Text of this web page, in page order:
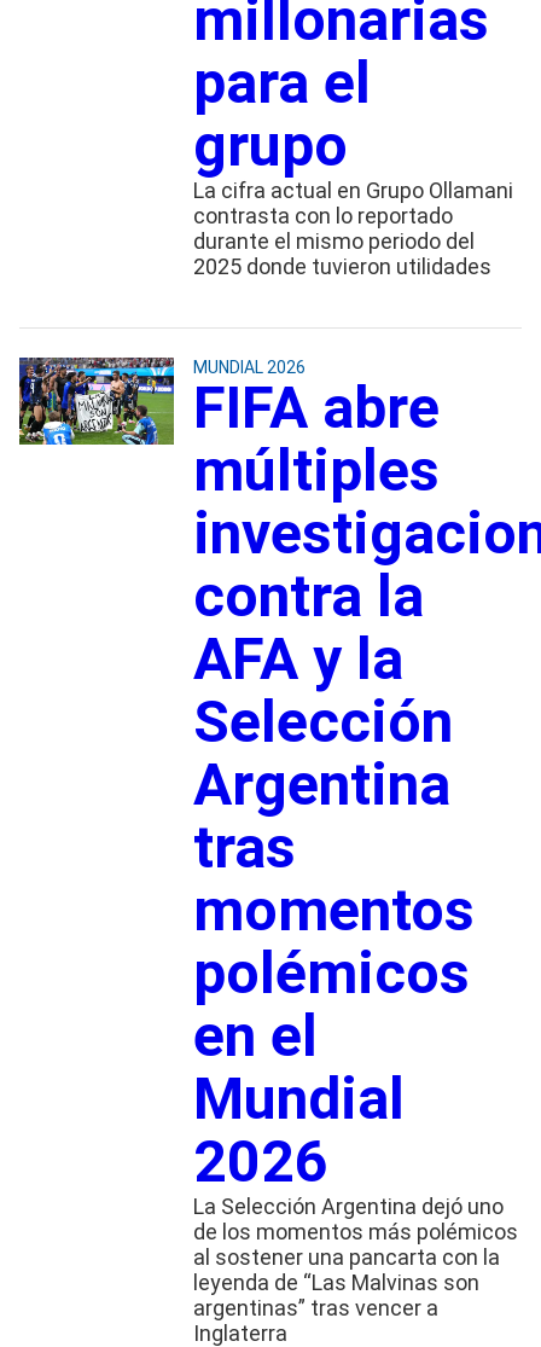
millonarias
para el
grupo
La cifra actual en Grupo Ollamani
contrasta con lo reportado
durante el mismo periodo del
2025 donde tuvieron utilidades
MUNDIAL 2026
FIFA abre
múltiples
contra la
AFA y la
Selección
Argentina
tras
momentos
polémicos
en el
Mundial
2026
La Selección Argentina dejó uno
de los momentos más polémicos
al sostener una pancarta con la
leyenda de “Las Malvinas son
argentinas” tras vencer a
Inglaterra